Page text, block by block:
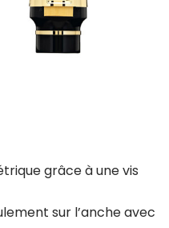
grâce à une vis
sur l’anche avec